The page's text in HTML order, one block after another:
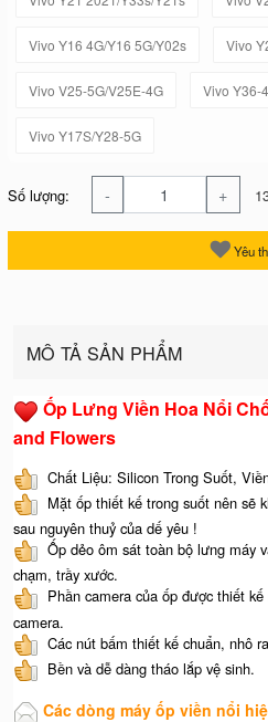
Vivo Y16 4G/Y16 5G/Y02s Vivo
Vivo V25-5G/V25E-4G Vivo Y36-
Vivo Y17S/Y28-5G
Số lượng: - +
Yêu
MÔ TẢ SẢN PHẨM
Ốp Lưng Viền Hoa Nổi
and Flowers
Chất Liệu: Silicon Trong Suốt,
Mặt ốp thiết kế trong suốt nên sẽ
sau nguyên thuỷ của dế yêu !
Ốp dẻo ôm sát toàn bộ lưng máy
chạm, trầy xước.
Phần camera của ốp được thiết
camera.
Các nút bấm thiết kế chuẩn, nhô
Bền và dễ dàng tháo lắp vệ sinh.
Các dòng máy ốp viền nổi